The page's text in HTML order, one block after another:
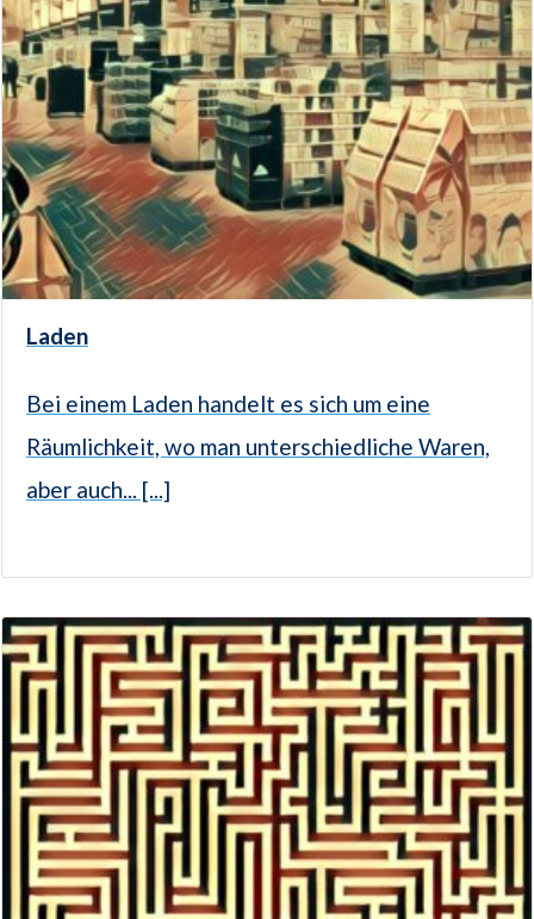
Laden
Bei einem Laden handelt es sich um eine
Räumlichkeit, wo man unterschiedliche Waren,
aber auch... [...]